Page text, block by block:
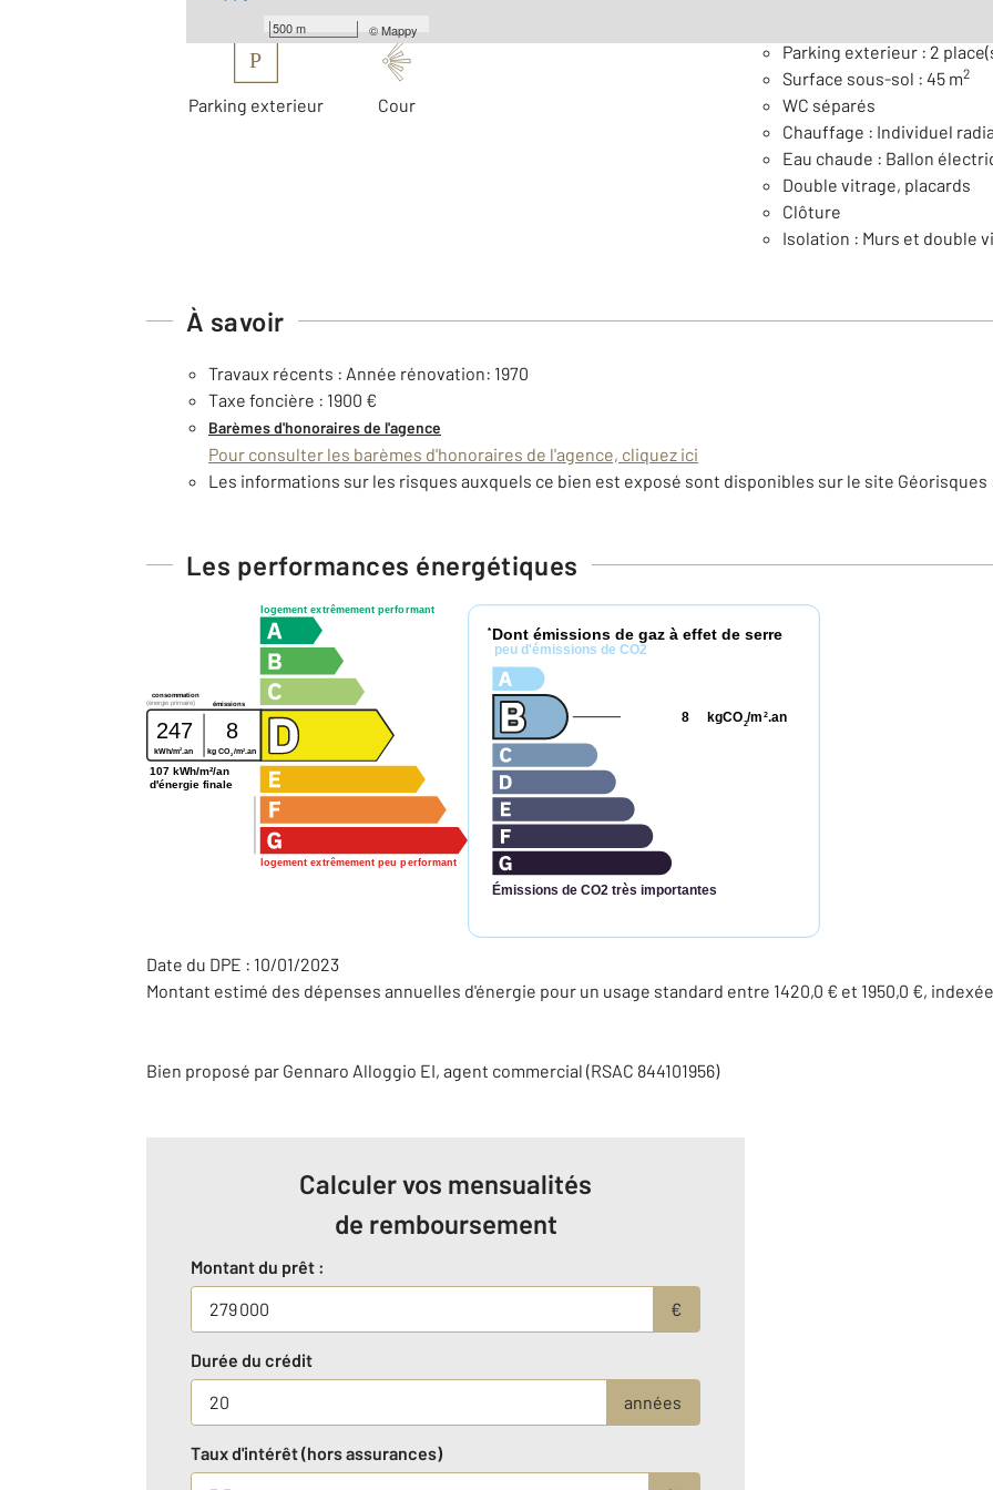
500 m ©Mappy
P
Parking exterieur Cour
Parking exterieur : 2
Surface sous-sol : 45 m2
WC séparés
Chauffage : Individuel
Eau chaude : Ballon
Double vitrage, placards
Clôture
Isolation : Murs et double
À savoir
Travaux récents : Année rénovation: 1970
Taxe foncière : 1900 €
Barèmes d'honoraires de l'agence
Pour consulter les barèmes d'honoraires de l'agence, cliquez ici
Les informations sur les risques auxquels ce bien est exposé sont disponibles sur le site Géorisques
Les performances énergétiques
logement extrêmement performant
logement extrêmement peu performant
consommation
émissions
(énergie primaire)
247 8
kWh/m2 .an kg CO2 /m2 .an
107 kWh/m²/an
d'énergie finale
* Dont émissions de gaz à effet de serre
peu d'émissions de CO2
Émissions de CO2 très importantes
kgCO2/m 2.an
8
Date du DPE : 10/01/2023
Montant estimé des dépenses annuelles d'énergie pour un usage standard entre 1420,0 € et 1950,0 €,
Bien proposé par Gennaro Alloggio EI, agent commercial (RSAC 844101956)
Calculer vos mensualités
de remboursement
Montant du prêt :
€
Durée du crédit
années
Taux d'intérêt (hors assurances)